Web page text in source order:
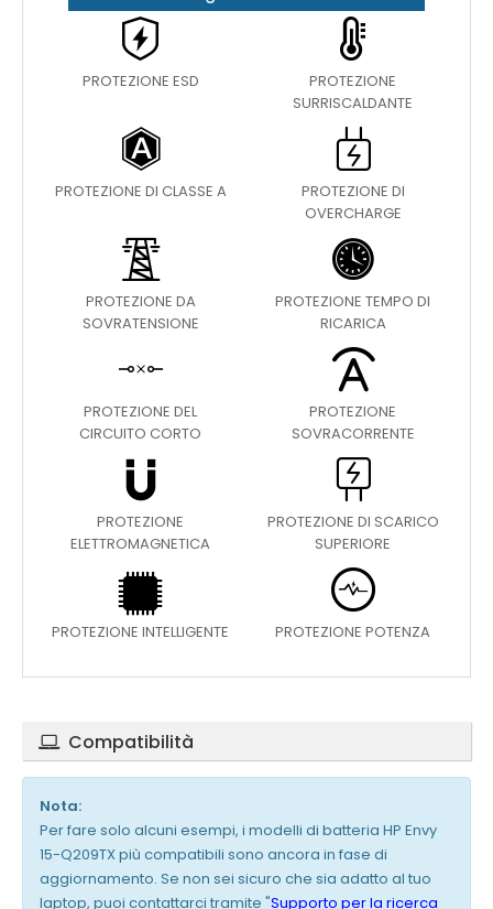
PROTEZIONE ESD
PROTEZIONE
SURRISCALDANTE
PROTEZIONE DI CLASSE A
PROTEZIONE DI
OVERCHARGE
PROTEZIONE DA
SOVRATENSIONE
PROTEZIONE TEMPO DI
RICARICA
PROTEZIONE DEL
CIRCUITO CORTO
PROTEZIONE
SOVRACORRENTE
PROTEZIONE
ELETTROMAGNETICA
PROTEZIONE DI SCARICO
SUPERIORE
PROTEZIONE INTELLIGENTE PROTEZIONE POTENZA
Compatibilità
Nota:
Per fare solo alcuni esempi, i modelli di batteria HP Envy
15-Q209TX più compatibili sono ancora in fase di
aggiornamento. Se non sei sicuro che sia adatto al tuo
laptop, puoi contattarci tramite "Supporto per la ricerca